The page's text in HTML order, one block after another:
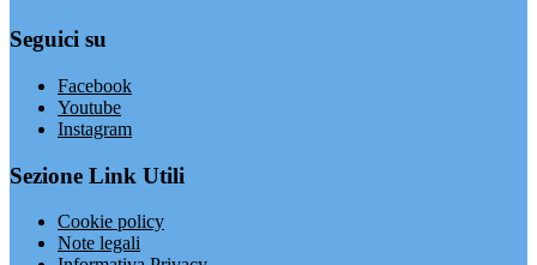
Seguici su
Facebook
Youtube
Instagram
Sezione Link Utili
Cookie policy
Note legali